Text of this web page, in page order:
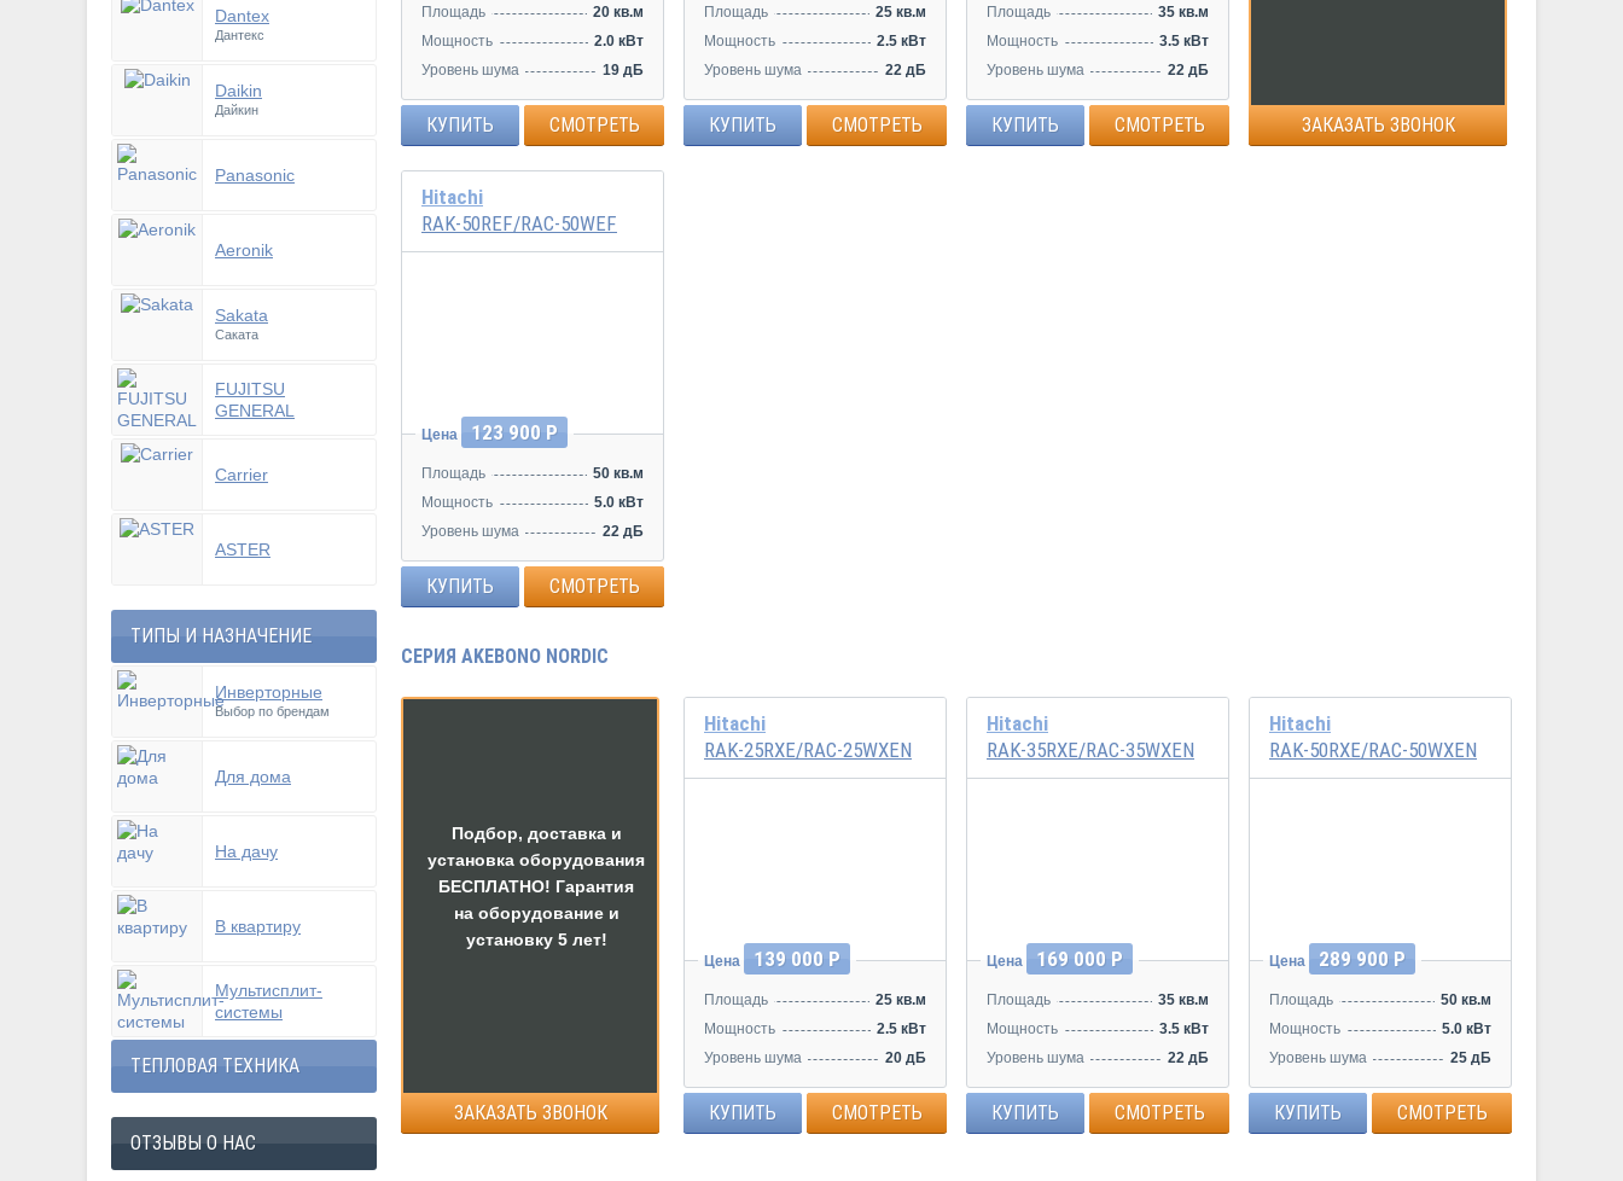
Площадь
20 кв.м
Мощность
2.0 кВт
Уровень шума
19 дБ
КУПИТЬ СМОТРЕТЬ
Площадь
25 кв.м
Мощность
2.5 кВт
Уровень шума
22 дБ
КУПИТЬ СМОТРЕТЬ
Площадь
35 кв.м
Мощность
3.5 кВт
Уровень шума
22 дБ
КУПИТЬ СМОТРЕТЬ ЗАКАЗАТЬ ЗВОНОК
Hitachi
RAK-50REF/RAC-50WEF
Цена 123 900 Р
Площадь
50 кв.м
Мощность
5.0 кВт
Уровень шума
22 дБ
КУПИТЬ СМОТРЕТЬ
СЕРИЯ AKEBONO NORDIC
Подбор, доставка и
установка оборудования
БЕСПЛАТНО! Гарантия
на оборудование и
установку 5 лет!
ЗАКАЗАТЬ ЗВОНОК
Hitachi
RAK-25RXE/RAC-25WXEN
Цена 139 000 Р
Площадь
25 кв.м
Мощность
2.5 кВт
Уровень шума
20 дБ
КУПИТЬ СМОТРЕТЬ
Hitachi
RAK-35RXE/RAC-35WXEN
Цена 169 000 Р
Площадь
35 кв.м
Мощность
3.5 кВт
Уровень шума
22 дБ
КУПИТЬ СМОТРЕТЬ
Hitachi
RAK-50RXE/RAC-50WXEN
Цена 289 900 Р
Площадь
50 кв.м
Мощность
5.0 кВт
Уровень шума
25 дБ
КУПИТЬ СМОТРЕТЬ
Dantex
Дантекс
Daikin
Дайкин
Panasonic
Aeronik
Sakata
Саката
FUJITSU
GENERAL
Carrier
ASTER
ТИПЫ И НАЗНАЧЕНИЕ
Инверторные
Выбор по брендам
Для дома
На дачу
В квартиру
Мультисплит-
системы
ТЕПЛОВАЯ ТЕХНИКА
ОТЗЫВЫ О НАС